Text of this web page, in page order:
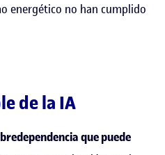
energético no han cumplido
de la IA
que puede